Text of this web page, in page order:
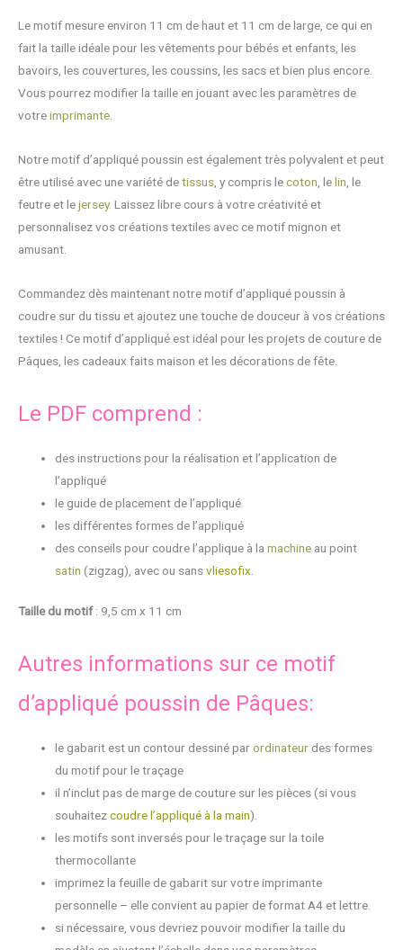
Le motif mesure environ 11 cm de haut et 11 cm de large, ce qui en
fait la taille idéale pour les vêtements pour bébés et enfants, les
bavoirs, les couvertures, les coussins, les sacs et bien plus encore.
Vous pourrez modifier la taille en jouant avec les paramètres de
votreimprimante
Notre motif d’appliqué poussin est également très polyvalent et peut
être utilisé avec une variété detissus , y compris lecoton , lelin , le
feutre et lejersey. Laissez libre cours à votre créativité et
personnalisez vos créations textiles avec ce motif mignon et
amusant.
Commandez dès maintenant notre motif d’appliqué poussin à
coudre sur du tissu et ajoutez une touche de douceur à vos créations
textiles ! Ce motif d’appliqué est idéal pour les projets de couture de
Pâques, les cadeaux faits maison et les décorations de fête.
Le PDF comprend :
des instructions pour la réalisation et l’application de
l’appliqué
le guide de placement de l’appliqué
les différentes formes de l’appliqué
des conseils pour coudre l’applique à lamachine au point
satin (zigzag), avec ou sansvliesofix
Taille du motif: 9,5 cm x 11 cm
Autres informations sur ce motif
d’appliqué poussin de Pâques:
le gabarit est un contour dessiné parordinateur des formes
du motif pour le traçage
il n’inclut pas de marge de couture sur les pièces (si vous
souhaitezcoudre l’appliqué à la main).
les motifs sont inversés pour le traçage sur la toile
thermocollante
imprimez la feuille de gabarit sur votre imprimante
personnelle – elle convient au papier de format A4 et lettre.
si nécessaire, vous devriez pouvoir modifier la taille du